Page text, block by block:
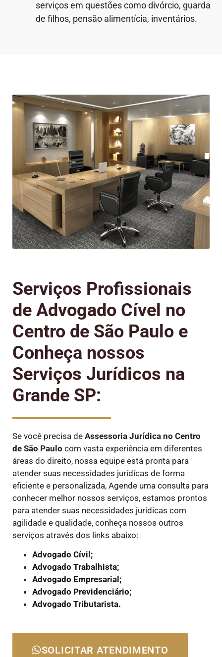
serviços em questões como divórcio, guarda
de filhos, pensão alimentícia, inventários.
Serviços Profissionais
de Advogado Cível no
Centro de São Paulo e
Conheça nossos
Serviços Jurídicos na
Grande SP:
Se você precisa de Assessoria Jurídica no Centro
de São Paulo com vasta experiência em diferentes
áreas do direito, nossa equipe está pronta para
atender suas necessidades jurídicas de forma
eficiente e personalizada, Agende uma consulta para
conhecer melhor nossos serviços, estamos prontos
para atender suas necessidades jurídicas com
agilidade e qualidade, conheça nossos outros
serviços através dos links abaixo:
Advogado Cívil;
Advogado Trabalhista;
Advogado Empresarial;
Advogado Previdenciário;
Advogado Tributarista.
SOLICITAR ATENDIMENTO